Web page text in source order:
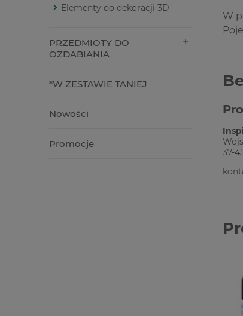
Elementy do dekoracji 3D
PRZEDMIOTY DO
OZDABIANIA
*W ZESTAWIE TANIEJ
Nowości
Promocje
W
37-